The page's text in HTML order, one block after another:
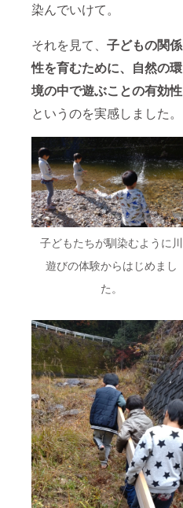
染んでいけて。
それを見て、 子どもの関係
性を育むために、自然の環
境の中で遊ぶことの有効性
というのを実感しました。
子どもたちが馴染むように川
遊びの体験からはじめまし
た。